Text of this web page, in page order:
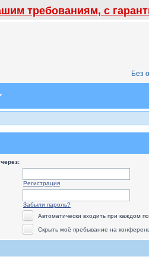
требованиям, с
Без
Регистрация
Забыли пароль?
Автоматически входить при каждом
Скрыть моё пребывание на